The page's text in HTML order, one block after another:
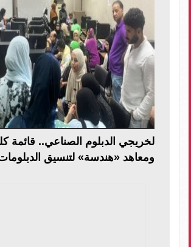
لخريجي الدبلوم الصناعي.. قائمة
ومعاهد «هندسة» لتنسيق